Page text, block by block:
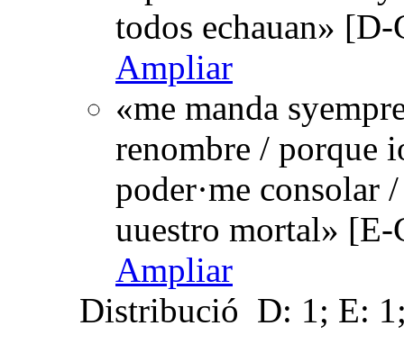
todos echauan»
Ampliar
«me manda
renombre / porque
poder·me consolar
uuestro mortal»
Ampliar
Distribució D: 1; E: